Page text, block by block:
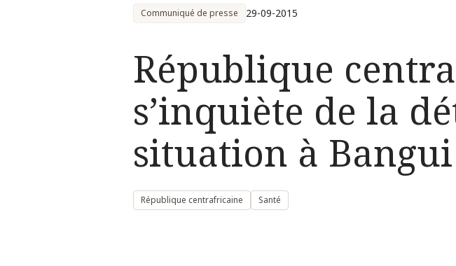
Communiqué de presse 29-09-2015
République
s’inquiète de la
situation à Bangui
République centrafricaine Santé